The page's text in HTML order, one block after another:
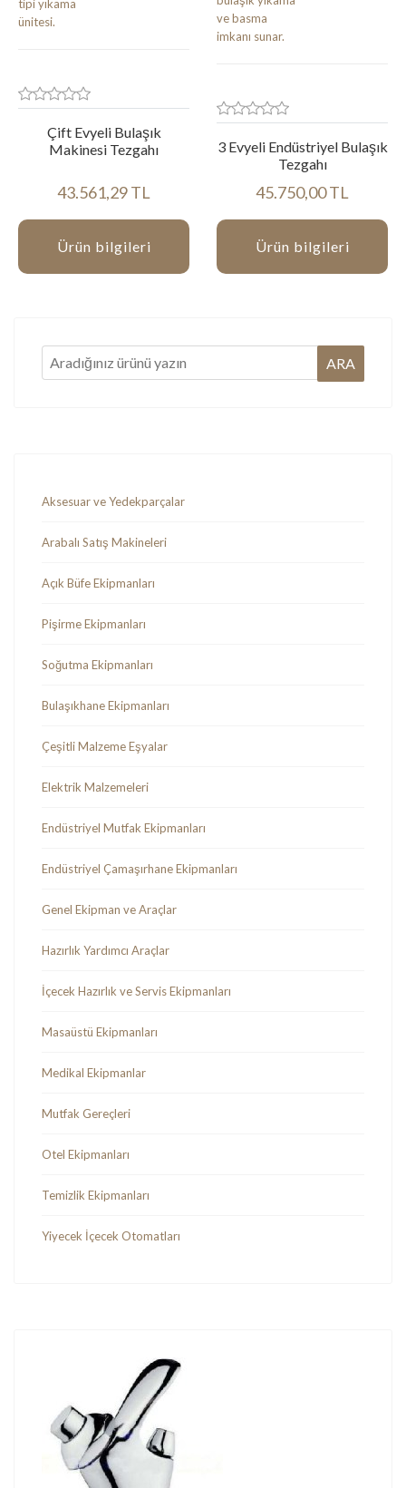
Çift Evyeli Bulaşık
Makinesi Tezgahı
43.561,29 TL
Ürün bilgileri
3 Evyeli Endüstriyel Bulaşık
Tezgahı
45.750,00 TL
Ürün bilgileri
Aksesuar ve Yedekparçalar
Arabalı Satış Makineleri
Açık Büfe Ekipmanları
Pişirme Ekipmanları
Soğutma Ekipmanları
Bulaşıkhane Ekipmanları
Çeşitli Malzeme Eşyalar
Elektrik Malzemeleri
Endüstriyel Mutfak Ekipmanları
Endüstriyel Çamaşırhane Ekipmanları
Genel Ekipman ve Araçlar
Hazırlık Yardımcı Araçlar
İçecek Hazırlık ve Servis Ekipmanları
Masaüstü Ekipmanları
Medikal Ekipmanlar
Mutfak Gereçleri
Otel Ekipmanları
Temizlik Ekipmanları
Yiyecek İçecek Otomatları